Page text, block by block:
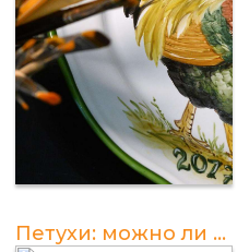
Петухи: можно ли обрезать шпоры?